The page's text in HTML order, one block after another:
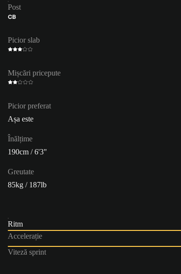
Post
CB
Picior slab
Mișcări pricepute
Picior preferat
Așa este
Înălțime
190cm / 6'3"
Greutate
85kg / 187lb
Ritm
Accelerație
Viteză sprint